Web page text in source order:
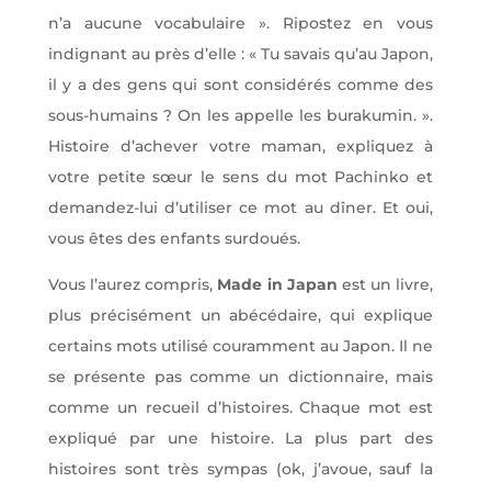
n’a aucune vocabulaire ». Ripostez en vous
indignant au près d’elle : « Tu savais qu’au Japon,
il y a des gens qui sont considérés comme des
sous-humains ? On les appelle les burakumin. ».
Histoire d’achever votre maman, expliquez à
votre petite sœur le sens du mot Pachinko et
demandez-lui d’utiliser ce mot au dîner. Et oui,
vous êtes des enfants surdoués.
Vous l’aurez compris, Made in Japan est un livre,
plus précisément un abécédaire, qui explique
certains mots utilisé couramment au Japon. Il ne
se présente pas comme un dictionnaire, mais
comme un recueil d’histoires. Chaque mot est
expliqué par une histoire. La plus part des
histoires sont très sympas (ok, j’avoue, sauf la